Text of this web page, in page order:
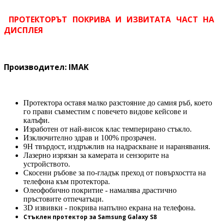
ПРОТЕКТОРЪТ ПОКРИВА И ИЗВИТАТА ЧАСТ НА
ДИСПЛЕЯ
Производител: IMAK
Протектора оставя малко разстояние до самия ръб, което
го прави съвместим с повечето видове кейсове и
калъфи.
Изработен от най-висок клас темперирано стъкло.
Изключително здрав и 100% прозрачен.
9H твърдост, издръжлив на надраскване и наранявания.
Лазерно изрязан за камерата и сензорите на
устройството.
Скосени ръбове за по-гладък преход от повърхостта на
телефона към протектора.
Олеофобично покритие - намалява драстично
пръстовите отпечатъци.
3D извивки - покрива напълно екрана на телефона.
Стъклен протектор за Samsung Galaxy S8